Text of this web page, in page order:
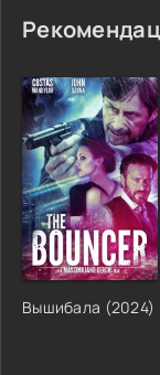
Вышибала (2024)